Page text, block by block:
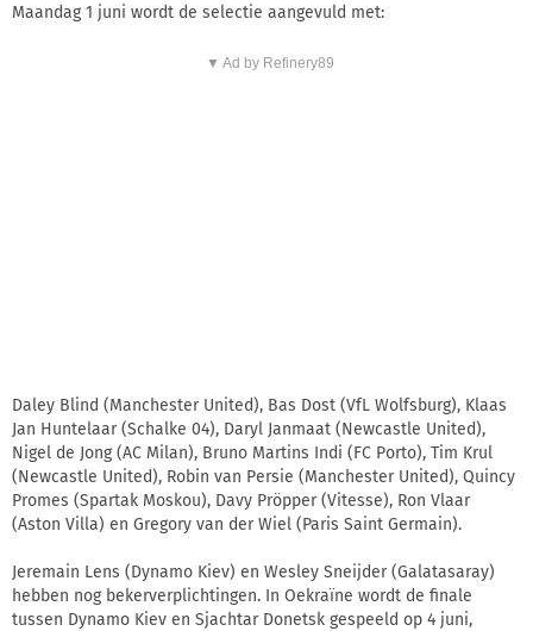
Maandag 1 juni wordt de selectie aangevuld met:
▼ Ad by Refinery89
Daley Blind (Manchester United), Bas Dost (VfL Wolfsburg), Klaas
Jan Huntelaar (Schalke 04), Daryl Janmaat (Newcastle United),
Nigel de Jong (AC Milan), Bruno Martins Indi (FC Porto), Tim Krul
(Newcastle United), Robin van Persie (Manchester United), Quincy
Promes (Spartak Moskou), Davy Pröpper (Vitesse), Ron Vlaar
(Aston Villa) en Gregory van der Wiel (Paris Saint Germain).
Jeremain Lens (Dynamo Kiev) en Wesley Sneijder (Galatasaray)
hebben nog bekerverplichtingen. In Oekraïne wordt de finale
tussen Dynamo Kiev en Sjachtar Donetsk gespeeld op 4 juni,